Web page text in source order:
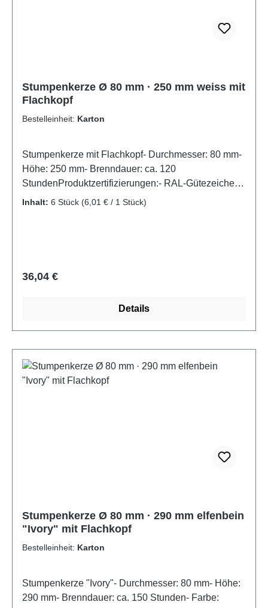
Stumpenkerze Ø 80 mm · 250 mm weiss mit
Flachkopf
Bestelleinheit: Karton
Stumpenkerze mit Flachkopf- Durchmesser: 80 mm-
Höhe: 250 mm- Brenndauer: ca. 120
StundenProduktzertifizierungen:- RAL-Gütezeichen
Kerzen
Inhalt: 6 Stück (6,01 € / 1 Stück)
Regulärer Preis:
36,04 €
Details
Stumpenkerze Ø 80 mm · 290 mm elfenbein
"Ivory" mit Flachkopf
Bestelleinheit: Karton
Stumpenkerze "Ivory"- Durchmesser: 80 mm- Höhe:
290 mm- Brenndauer: ca. 150 Stunden- Farbe: